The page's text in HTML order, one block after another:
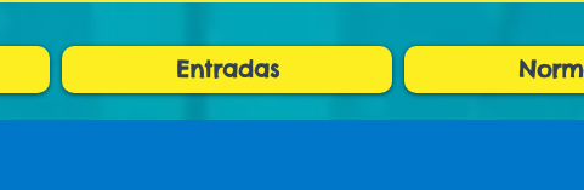
Entradas